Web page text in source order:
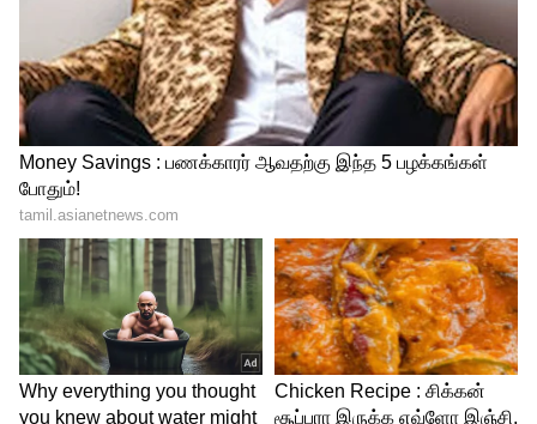
கலாச்சாரம் என்று அவர் தெரிவித்துள்ளார்.
ஏசியாநெட் தமிழ் செய்திகளை உடனுக்கு
உடன் Whatsapp Channel-லில்
பெறுவதற்கு கீழே கொடுக்கப்பட்டு
இருக்கும் லிங்குடன் இணைந்து
இருக்கவும்.
Click this
link: https://whatsapp.com/channel/0029Va9T
FCWB4hdYZOoYCK2D